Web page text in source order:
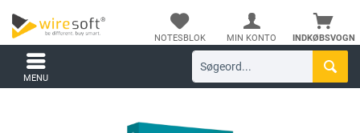
INDKØBSVOGN
NOTESBLOK MIN KONTO
MENU